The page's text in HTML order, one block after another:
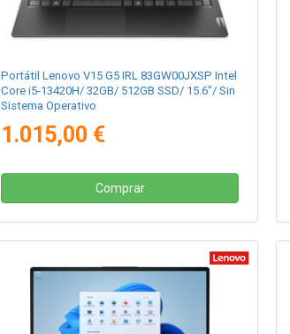
Portátil Lenovo V15 G5 IRL 83GW00JXSP Intel
Core i5-13420H/ 32GB/ 512GB SSD/ 15.6"/ Sin
Sistema Operativo
1.015,00 €
Comprar